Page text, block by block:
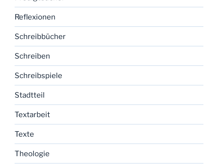
Reflexionen
Schreibbücher
Schreiben
Schreibspiele
Stadtteil
Textarbeit
Texte
Theologie